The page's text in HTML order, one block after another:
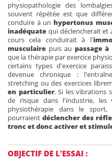
physiopathologie des
souvent répétée est que
conduire à unhypertonus
inadéquate qui déclencherait et
cours cela conduirait à l'
musculaire puis au passage
que la thérapie par exercice
certains types d'exercice
devenue chronique :
stretching ou des exercices
en particulier. Si les vibrations
de risque dans l'industrie, les
physiothérapie dans le
pourraient déclencher des
tronc et donc activer et
OBJECTIF DE L'ESSAI :